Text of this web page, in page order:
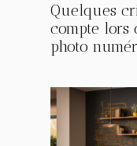
Quelques
compte lors
photo